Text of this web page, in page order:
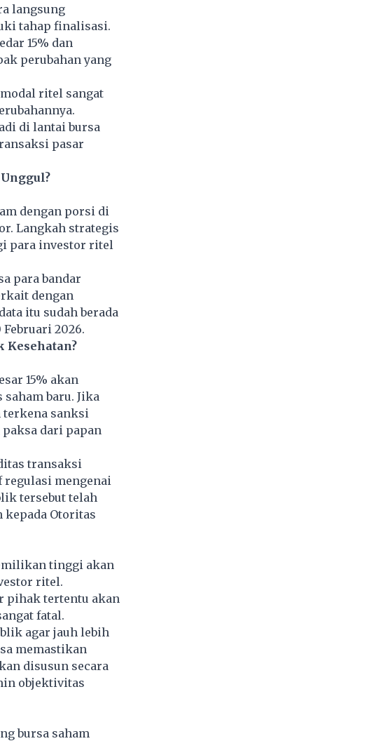
langsung
tahap finalisasi.
15% dan
perubahan yang
ritel sangat
di lantai bursa
pasar
dengan porsi di
Langkah strategis
para investor ritel
para bandar
dengan
itu sudah berada
2026.
Kesehatan?
15% akan
baru. Jika
terkena sanksi
dari papan
transaksi
mengenai
tersebut telah
kepada Otoritas
tinggi akan
ritel.
pihak tertentu akan
fatal.
agar jauh lebih
memastikan
disusun secara
objektivitas
bursa saham